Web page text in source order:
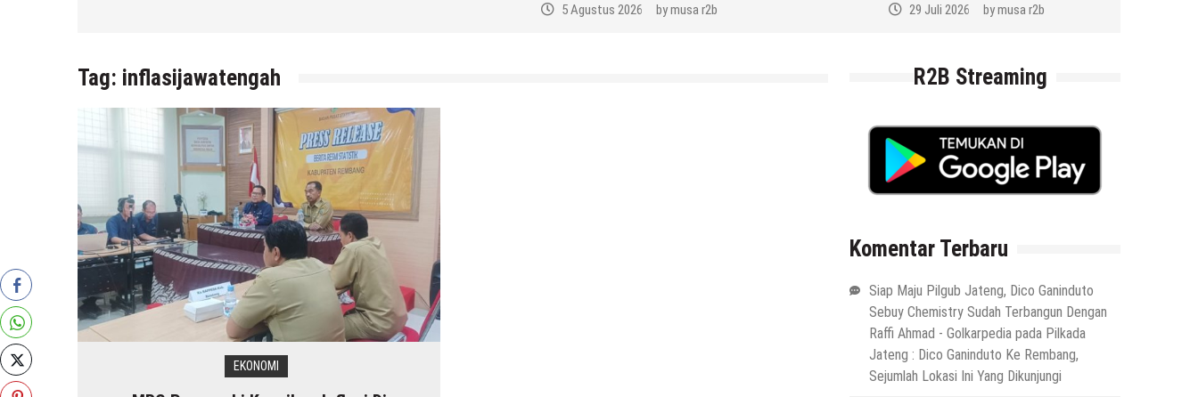
5 Agustus 2026 bymusa r2b 29 Juli 2026 bymusa r2b
Tag: inflasijawatengah
EKONOMI
R2B Streaming
Komentar Terbaru
Siap Maju Pilgub Jateng, Dico Ganinduto
Sebuy Chemistry Sudah Terbangun Dengan
Raffi Ahmad - Golkarpedia pada Pilkada
Jateng : Dico Ganinduto Ke Rembang,
Sejumlah Lokasi Ini Yang Dikunjungi